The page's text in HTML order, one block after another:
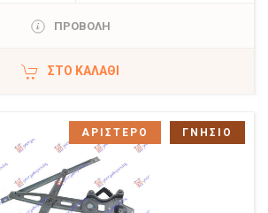
ΠΡΟΒΟΛΗ
ΣΤΟ ΚΑΛΆΘΙ
ΑΡΙΣΤΕΡΟ ΓΝΗΣΙΟ